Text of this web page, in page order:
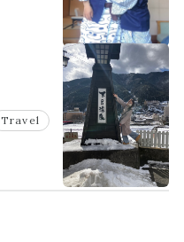
Travel